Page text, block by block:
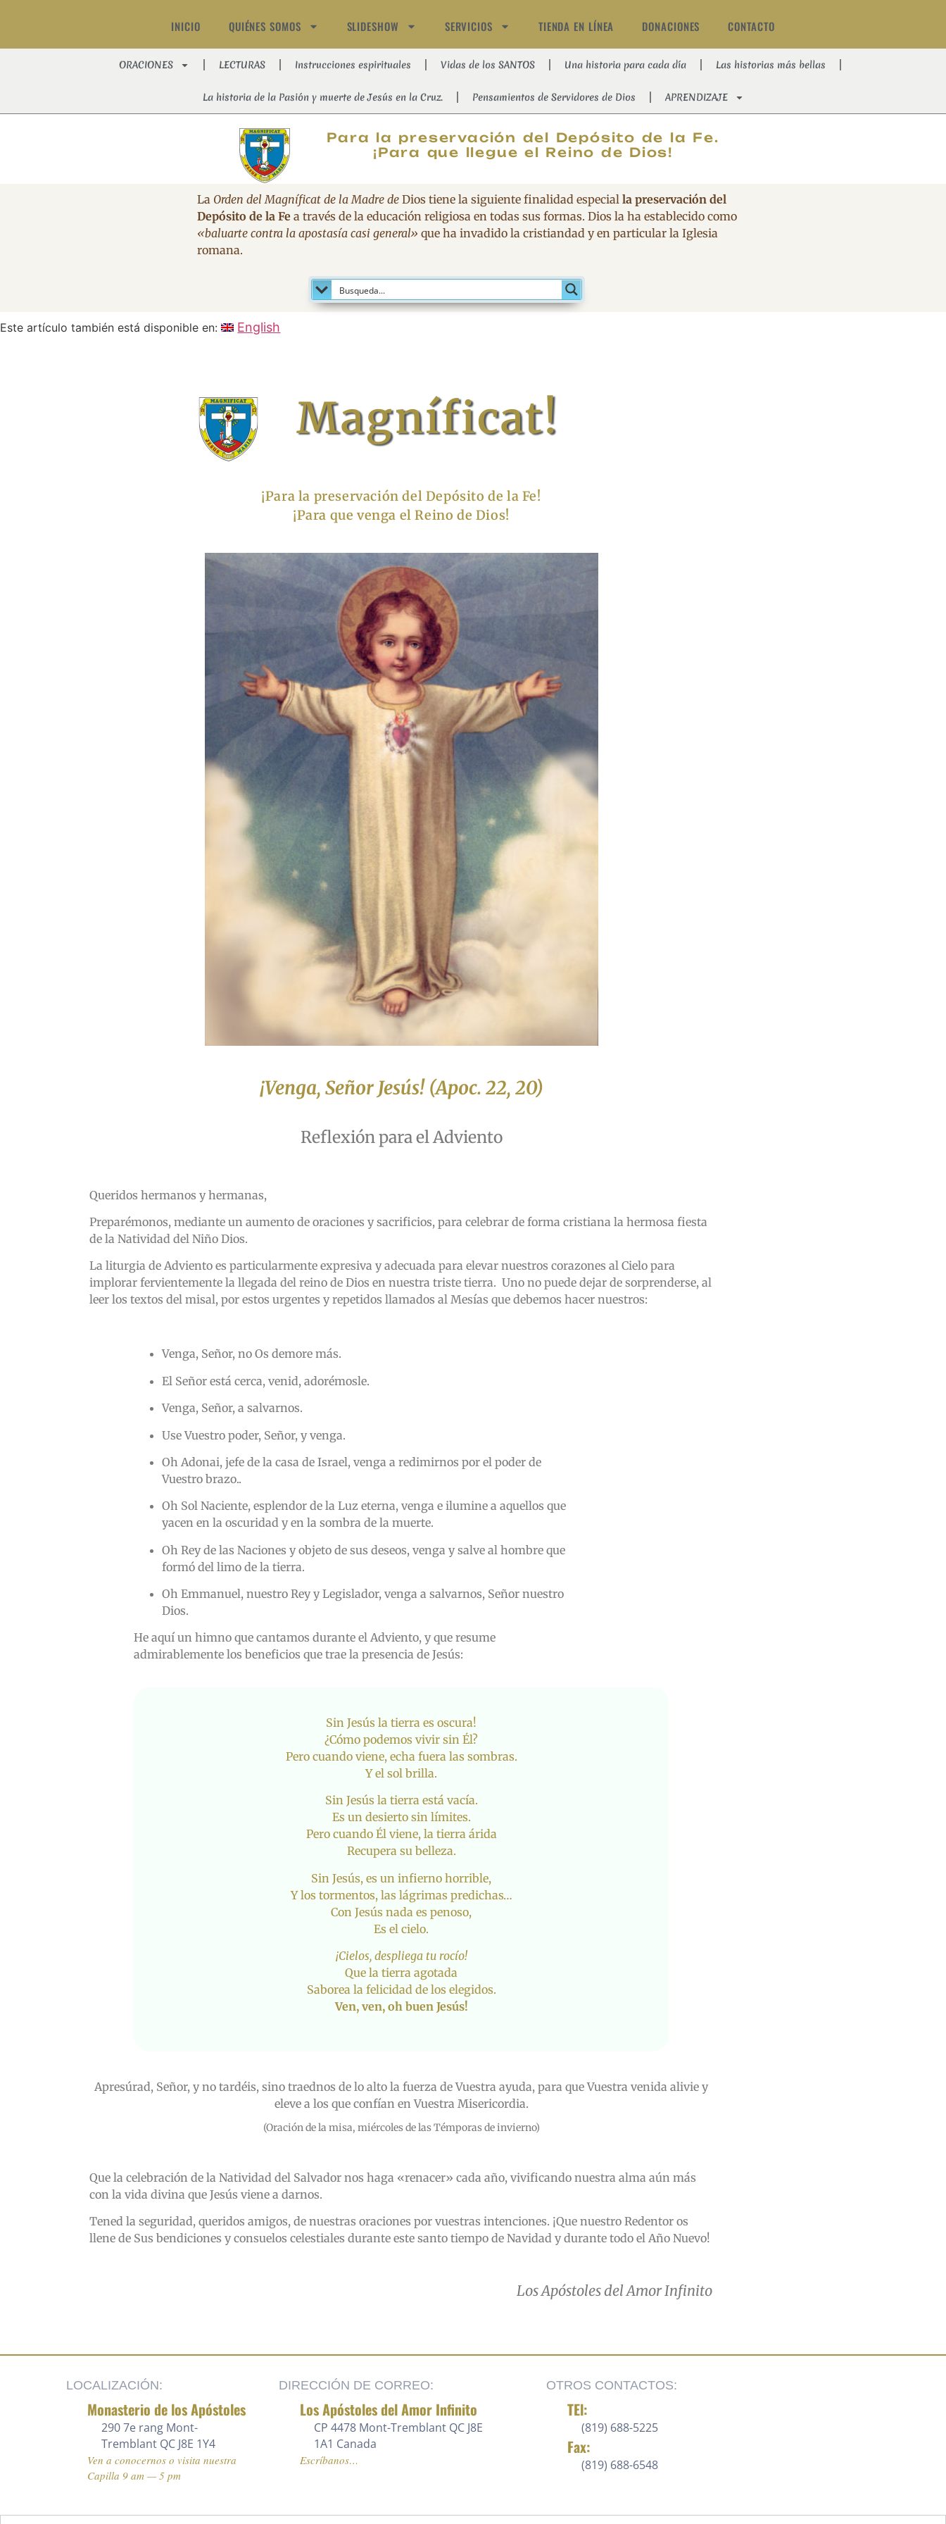
INICIO QUIÉNES SOMOS SLIDESHOW SERVICIOS TIENDA EN LÍNEA DONACIONES CONTACTO
ORACIONES LECTURAS Instrucciones espirituales Vidas de los SANTOS Una historia para cada día Las historias más bellas
La historia de la Pasión y muerte de Jesús en la Cruz. Pensamientos de Servidores de Dios APRENDIZAJE
Para la preservación del Depósito de la Fe.
¡Para que llegue el Reino de Dios!
MAGNIFICAT
La Orden del Magníficat de la Madre de Dios tiene la siguiente finalidad especial la preservación del
Depósito de la Fe a través de la educación religiosa en todas sus formas. Dios la ha establecido como
«baluarte contra la apostasía casi general» que ha invadido la cristiandad y en particular la Iglesia
romana.
Este artículo también está disponible en: English
Magníficat!
¡Para la preservación del Depósito de la Fe!
¡Para que venga el Reino de Dios!
¡Venga, Señor Jesús! (Apoc. 22, 20)
Reflexión para el Adviento
Queridos hermanos y hermanas,
Preparémonos, mediante un aumento de oraciones y sacrificios, para celebrar de forma cristiana la hermosa fiesta
de la Natividad del Niño Dios.
La liturgia de Adviento es particularmente expresiva y adecuada para elevar nuestros corazones al Cielo para
implorar fervientemente la llegada del reino de Dios en nuestra triste tierra. Uno no puede dejar de sorprenderse, al
leer los textos del misal, por estos urgentes y repetidos llamados al Mesías que debemos hacer nuestros:
Venga, Señor, no Os demore más.
El Señor está cerca, venid, adorémosle.
Venga, Señor, a salvarnos.
Use Vuestro poder, Señor, y venga.
Oh Adonai, jefe de la casa de Israel, venga a redimirnos por el poder de
Vuestro brazo..
Oh Sol Naciente, esplendor de la Luz eterna, venga e ilumine a aquellos que
yacen en la oscuridad y en la sombra de la muerte.
Oh Rey de las Naciones y objeto de sus deseos, venga y salve al hombre que
formó del limo de la tierra.
Oh Emmanuel, nuestro Rey y Legislador, venga a salvarnos, Señor nuestro
Dios.
He aquí un himno que cantamos durante el Adviento, y que resume
admirablemente los beneficios que trae la presencia de Jesús:
Sin Jesús la tierra es oscura!
¿Cómo podemos vivir sin Él?
Pero cuando viene, echa fuera las sombras.
Y el sol brilla.
Sin Jesús la tierra está vacía.
Es un desierto sin límites.
Pero cuando Él viene, la tierra árida
Recupera su belleza.
Sin Jesús, es un infierno horrible,
Y los tormentos, las lágrimas predichas…
Con Jesús nada es penoso,
Es el cielo.
¡Cielos, despliega tu rocío!
Que la tierra agotada
Saborea la felicidad de los elegidos.
Ven, ven, oh buen Jesús!
Apresúrad, Señor, y no tardéis, sino traednos de lo alto la fuerza de Vuestra ayuda, para que Vuestra venida alivie y
eleve a los que confían en Vuestra Misericordia.
(Oración de la misa, miércoles de las Témporas de invierno)
Que la celebración de la Natividad del Salvador nos haga «renacer» cada año, vivificando nuestra alma aún más
con la vida divina que Jesús viene a darnos.
Tened la seguridad, queridos amigos, de nuestras oraciones por vuestras intenciones. ¡Que nuestro Redentor os
llene de Sus bendiciones y consuelos celestiales durante este santo tiempo de Navidad y durante todo el Año Nuevo!
Los Apóstoles del Amor Infinito
LOCALIZACIÓN:
Monasterio de los Apóstoles
290 7e rang Mont-
Tremblant QC J8E 1Y4
Ven a conocernos o visita nuestra
Capilla 9 am — 5 pm
DIRECCIÓN DE CORREO:
Los Apóstoles del Amor Infinito
CP 4478 Mont-Tremblant QC J8E
1A1 Canada
Escríbanos…
OTROS CONTACTOS:
TEl:
(819) 688-5225 ‍
Fax:
(819) 688-6548